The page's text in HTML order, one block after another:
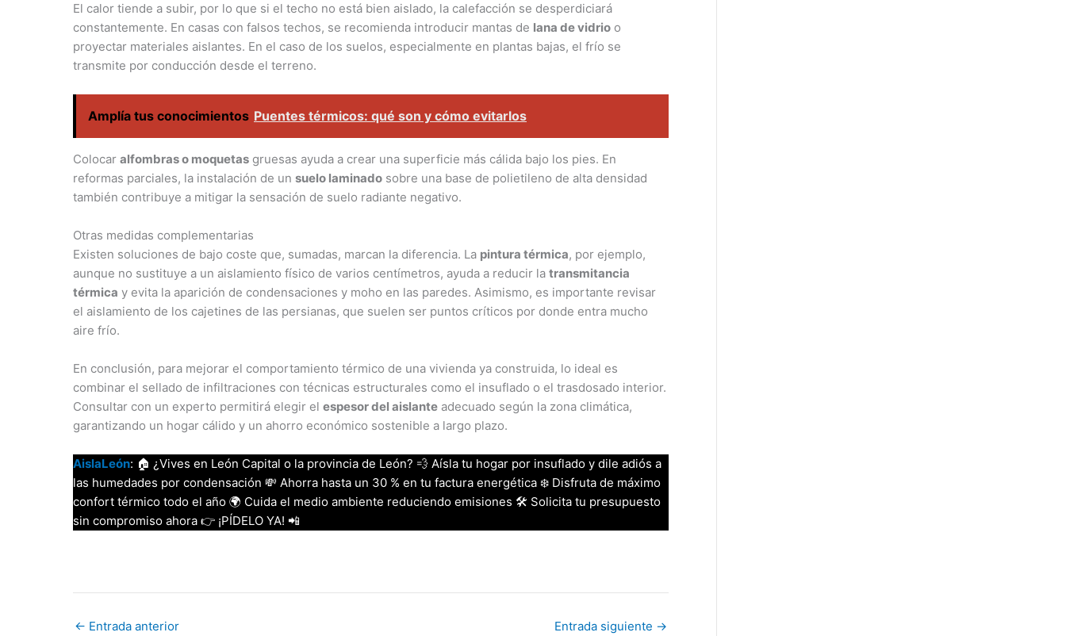
El calor tiende a subir, por lo que si el techo no está bien aislado, la calefacción se desperdiciará
constantemente. En casas con falsos techos, se recomienda introducir mantas de lana de vidrio o
proyectar materiales aislantes. En el caso de los suelos, especialmente en plantas bajas, el frío se
transmite por conducción desde el terreno.
Amplía tus conocimientos Puentes térmicos: qué son y cómo evitarlos
Colocar alfombras o moquetas gruesas ayuda a crear una superficie más cálida bajo los pies. En
reformas parciales, la instalación de un suelo laminado sobre una base de polietileno de alta densidad
también contribuye a mitigar la sensación de suelo radiante negativo.
Otras medidas complementarias
Existen soluciones de bajo coste que, sumadas, marcan la diferencia. La pintura térmica, por ejemplo,
aunque no sustituye a un aislamiento físico de varios centímetros, ayuda a reducir la transmitancia
térmica y evita la aparición de condensaciones y moho en las paredes. Asimismo, es importante revisar
el aislamiento de los cajetines de las persianas, que suelen ser puntos críticos por donde entra mucho
aire frío.
En conclusión, para mejorar el comportamiento térmico de una vivienda ya construida, lo ideal es
combinar el sellado de infiltraciones con técnicas estructurales como el insuflado o el trasdosado interior.
Consultar con un experto permitirá elegir el espesor del aislante adecuado según la zona climática,
garantizando un hogar cálido y un ahorro económico sostenible a largo plazo.
AislaLeón: 🏠 ¿Vives en León Capital o la provincia de León? 💨 Aísla tu hogar por insuflado y dile adiós a
las humedades por condensación 💸 Ahorra hasta un 30 % en tu factura energética ❄️ Disfruta de máximo
confort térmico todo el año 🌍 Cuida el medio ambiente reduciendo emisiones 🛠️ Solicita tu presupuesto
sin compromiso ahora 👉 ¡PÍDELO YA! 📲
← Entrada anterior Entrada siguiente →